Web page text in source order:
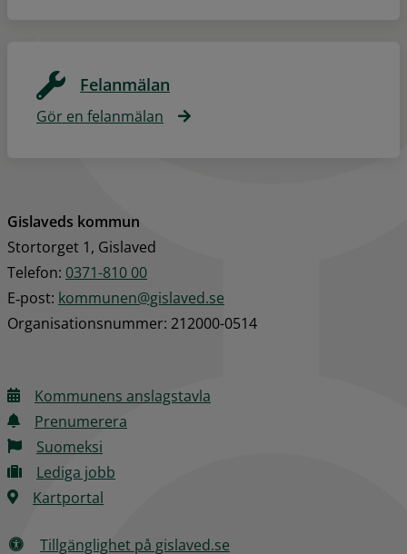
Felanmälan
Gör en felanmälan
Gislaveds kommun
Stortorget 1, Gislaved
Telefon: 0371-810 00
E‑post: kommunen@gislaved.se
Organisationsnummer: 212000-0514
Kommunens anslagstavla
Prenumerera
Suomeksi
Lediga jobb
Kartportal
Tillgänglighet på gislaved.se